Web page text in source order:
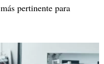
pertinente para